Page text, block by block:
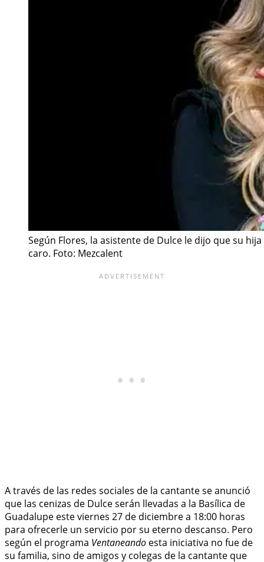
Según Flores, la asistente de Dulce le dijo que su
caro. Foto: Mezcalent
A través de las redes sociales de la cantante se anunció
que las cenizas de Dulce serán llevadas a la Basílica de
Guadalupe este viernes 27 de diciembre a 18:00 horas
para ofrecerle un servicio por su eterno descanso. Pero
según el programa Ventaneando esta iniciativa no fue de
su familia, sino de amigos y colegas de la cantante que